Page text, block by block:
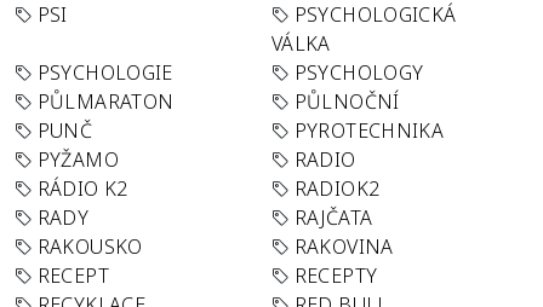
PSI
PSYCHOLOGICKÁ
VÁLKA
PSYCHOLOGIE
PSYCHOLOGY
PŮLMARATON
PŮLNOČNÍ
PUNČ
PYROTECHNIKA
PYŽAMO
RADIO
RÁDIO K2
RADIOK2
RADY
RAJČATA
RAKOUSKO
RAKOVINA
RECEPT
RECEPTY